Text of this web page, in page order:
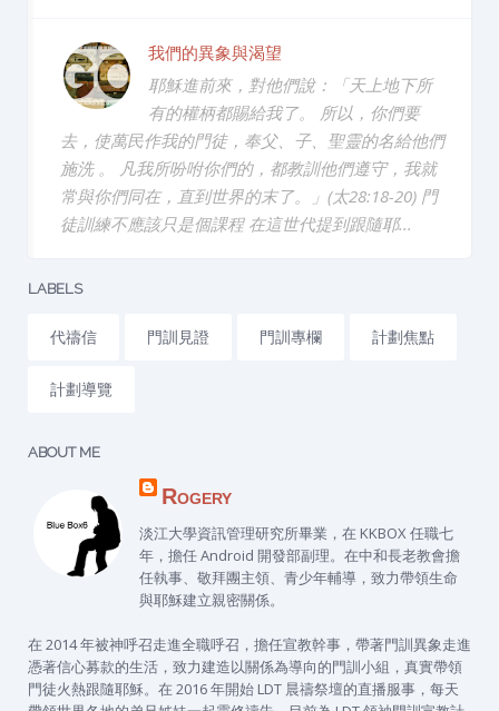
我們的異象與渴望
耶穌進前來，對他們說：「天上地下所
有的權柄都賜給我了。 所以，你們要
去，使萬民作我的門徒，奉父、子、聖靈的名給他們
施洗 。 凡我所吩咐你們的，都教訓他們遵守，我就
常與你們同在，直到世界的末了。」(太28:18-20) 門
徒訓練不應該只是個課程 在這世代提到跟隨耶...
LABELS
代禱信 門訓見證 門訓專欄 計劃焦點
計劃導覽
ABOUT ME
Rogery
淡江大學資訊管理研究所畢業，在 KKBOX 任職七
年，擔任 Android 開發部副理。在中和長老教會擔
任執事、敬拜團主領、青少年輔導，致力帶領生命
與耶穌建立親密關係。
在 2014 年被神呼召走進全職呼召，擔任宣教幹事，帶著門訓異象走進
憑著信心募款的生活，致力建造以關係為導向的門訓小組，真實帶領
門徒火熱跟隨耶穌。在 2016 年開始 LDT 晨禱祭壇的直播服事，每天